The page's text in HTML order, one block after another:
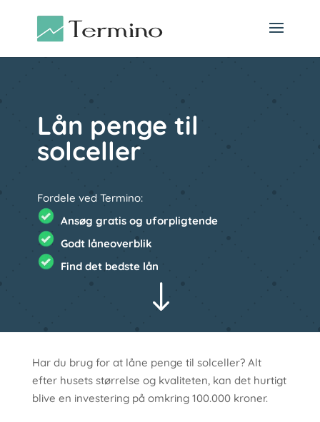
Lån penge til
solceller
Fordele ved Termino:
Ansøg gratis og uforpligtende
Godt låneoverblik
Find det bedste lån
"
Har du brug for at låne penge til solceller? Alt
efter husets størrelse og kvaliteten, kan det hurtigt
blive en investering på omkring 100.000 kroner.